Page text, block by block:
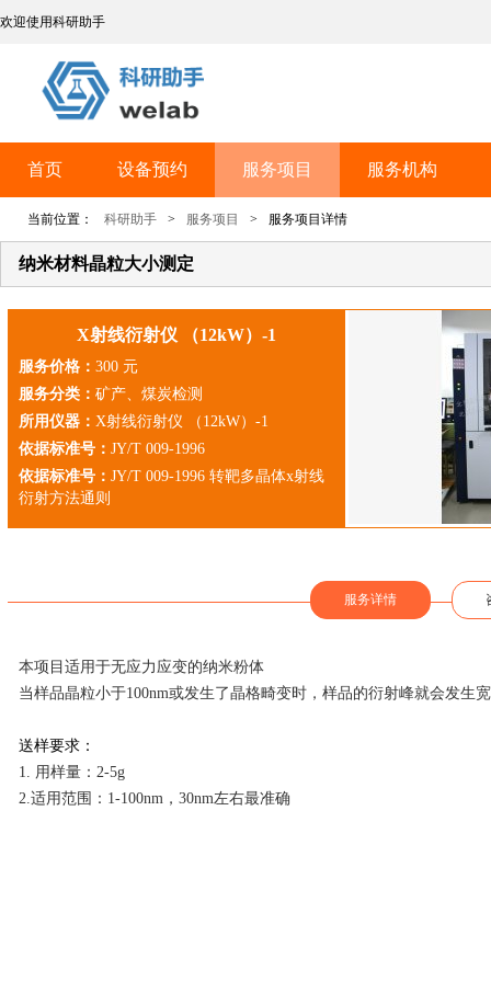
欢迎使用科研助手
首页 设备预约 服务项目 服务机构
当前位置： 科研助手 > 服务项目 > 服务项目详情
纳米材料晶粒大小测定
X射线衍射仪 （12kW）-1
服务价格： 300 元
服务分类： 矿产、煤炭检测
所用仪器： X射线衍射仪 （12kW）-1
依据标准号： JY/T 009-1996
依据标准号： JY/T 009-1996 转靶多晶体x射线
衍射方法通则
服务详情
本项目适用于无应力应变的纳米粉体
当样品晶粒小于100nm或发生了晶格畸变时，样品的衍射峰就会发生
送样要求：
1. 用样量： 2-5g
2.适用范围： 1-100nm ， 30nm左右最准确